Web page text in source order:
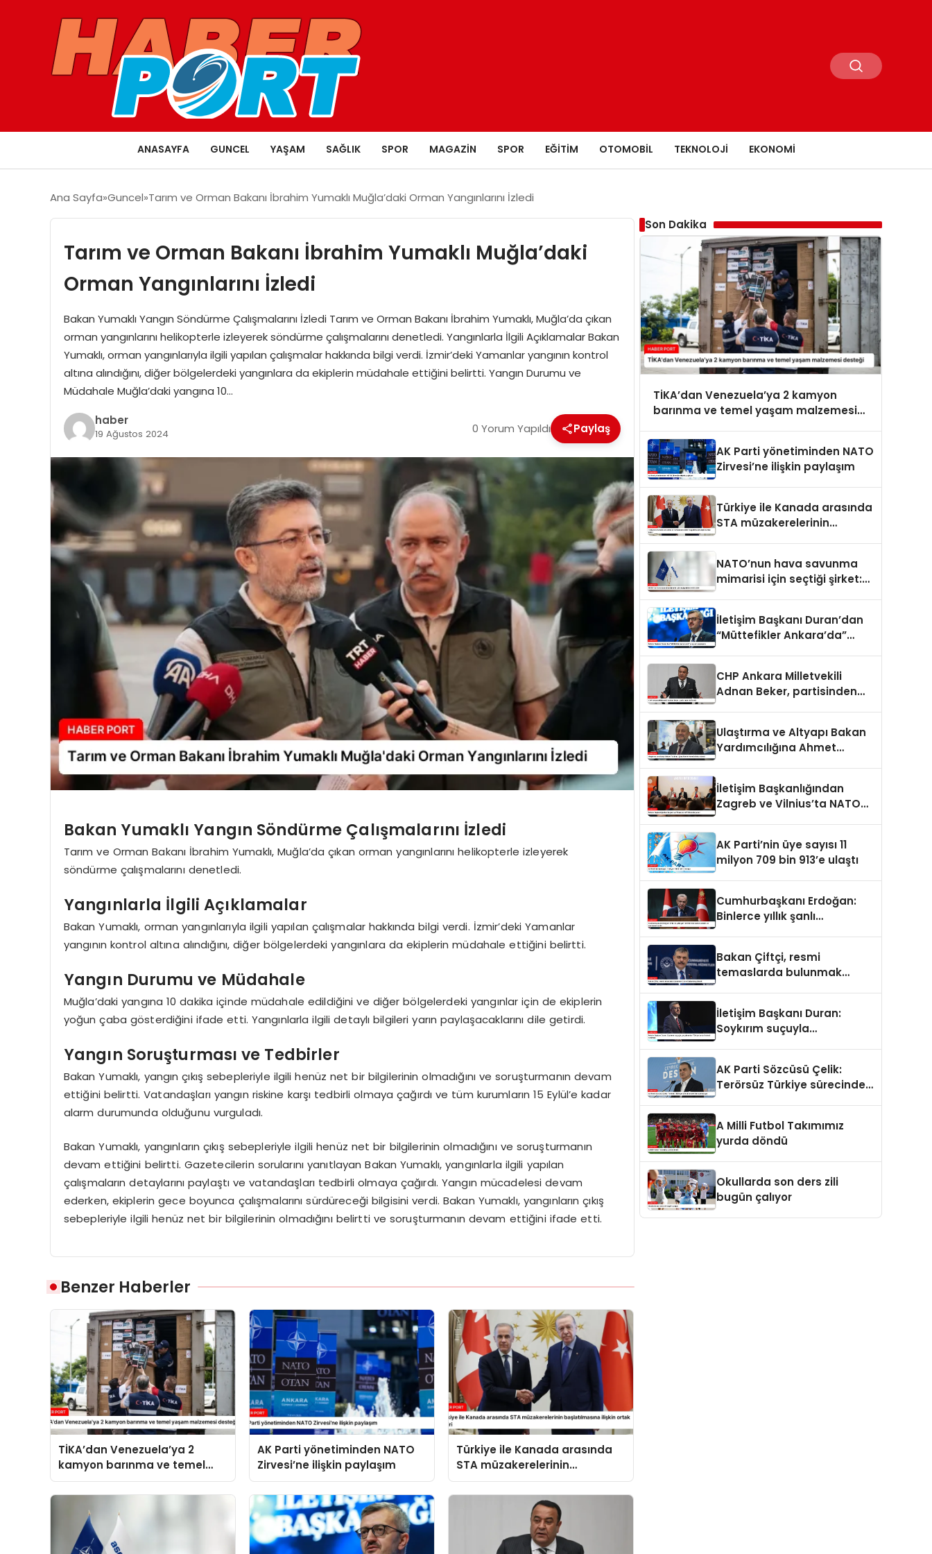
ANASAYFA GUNCEL YAŞAM SAĞLIK SPOR MAGAZIN SPOR EĞITIM OTOMOBIL TEKNOLOJI EKONOMI
Ana Sayfa Guncel Tarım ve Orman Bakanı İbrahim Yumaklı Muğla’daki Orman Yangınlarını İzledi
Tarım ve Orman Bakanı İbrahim Yumaklı Muğla’daki
Orman Yangınlarını İzledi
Bakan Yumaklı Yangın Söndürme Çalışmalarını İzledi Tarım ve Orman Bakanı İbrahim Yumaklı, Muğla’da çıkan
orman yangınlarını helikopterle izleyerek söndürme çalışmalarını denetledi. Yangınlarla İlgili Açıklamalar Bakan
Yumaklı, orman yangınlarıyla ilgili yapılan çalışmalar hakkında bilgi verdi. İzmir’deki Yamanlar yangının kontrol
altına alındığını, diğer bölgelerdeki yangınlara da ekiplerin müdahale ettiğini belirtti. Yangın Durumu ve
Müdahale Muğla’daki yangına 10…
haber
19 Ağustos 2024 0 Yorum Yapıldı Paylaş
Bakan Yumaklı Yangın Söndürme Çalışmalarını İzledi
Tarım ve Orman Bakanı İbrahim Yumaklı, Muğla’da çıkan orman yangınlarını helikopterle izleyerek
söndürme çalışmalarını denetledi.
Yangınlarla İlgili Açıklamalar
Bakan Yumaklı, orman yangınlarıyla ilgili yapılan çalışmalar hakkında bilgi verdi. İzmir’deki Yamanlar
yangının kontrol altına alındığını, diğer bölgelerdeki yangınlara da ekiplerin müdahale ettiğini belirtti.
Yangın Durumu ve Müdahale
Muğla’daki yangına 10 dakika içinde müdahale edildiğini ve diğer bölgelerdeki yangınlar için de ekiplerin
yoğun çaba gösterdiğini ifade etti. Yangınlarla ilgili detaylı bilgileri yarın paylaşacaklarını dile getirdi.
Yangın Soruşturması ve Tedbirler
Bakan Yumaklı, yangın çıkış sebepleriyle ilgili henüz net bir bilgilerinin olmadığını ve soruşturmanın devam
ettiğini belirtti. Vatandaşları yangın riskine karşı tedbirli olmaya çağırdı ve tüm kurumların 15 Eylül’e kadar
alarm durumunda olduğunu vurguladı.
Bakan Yumaklı, yangınların çıkış sebepleriyle ilgili henüz net bir bilgilerinin olmadığını ve soruşturmanın
devam ettiğini belirtti. Gazetecilerin sorularını yanıtlayan Bakan Yumaklı, yangınlarla ilgili yapılan
çalışmaların detaylarını paylaştı ve vatandaşları tedbirli olmaya çağırdı. Yangın mücadelesi devam
ederken, ekiplerin gece boyunca çalışmalarını sürdüreceği bilgisini verdi. Bakan Yumaklı, yangınların çıkış
sebepleriyle ilgili henüz net bir bilgilerinin olmadığını belirtti ve soruşturmanın devam ettiğini ifade etti.
Benzer Haberler
TİKA’dan Venezuela’ya 2
kamyon barınma ve temel
yaşam malzemesi desteği
AK Parti yönetiminden NATO
Zirvesi’ne ilişkin paylaşım
Türkiye ile Kanada arasında
STA müzakerelerinin
başlatılmasına ilişkin ortak
bildiri
Son Dakika
TİKA’dan Venezuela’ya 2 kamyon
barınma ve temel yaşam malzemesi
AK Parti yönetiminden NATO
Zirvesi’ne ilişkin paylaşım
Türkiye ile Kanada arasında
STA müzakerelerinin
NATO’nun hava savunma
mimarisi için seçtiği şirket:
İletişim Başkanı Duran’dan
“Müttefikler Ankara’da”
CHP Ankara Milletvekili
Adnan Beker, partisinden
Ulaştırma ve Altyapı Bakan
Yardımcılığına Ahmet
İletişim Başkanlığından
Zagreb ve Vilnius’ta NATO
AK Parti’nin üye sayısı 11
milyon 709 bin 913’e ulaştı
Cumhurbaşkanı Erdoğan:
Binlerce yıllık şanlı
Bakan Çiftçi, resmi
temaslarda bulunmak
İletişim Başkanı Duran:
Soykırım suçuyla
AK Parti Sözcüsü Çelik:
Terörsüz Türkiye sürecinde
A Milli Futbol Takımımız
yurda döndü
Okullarda son ders zili
bugün çalıyor